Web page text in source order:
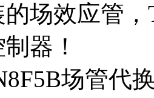
场效应管
器！
场管代